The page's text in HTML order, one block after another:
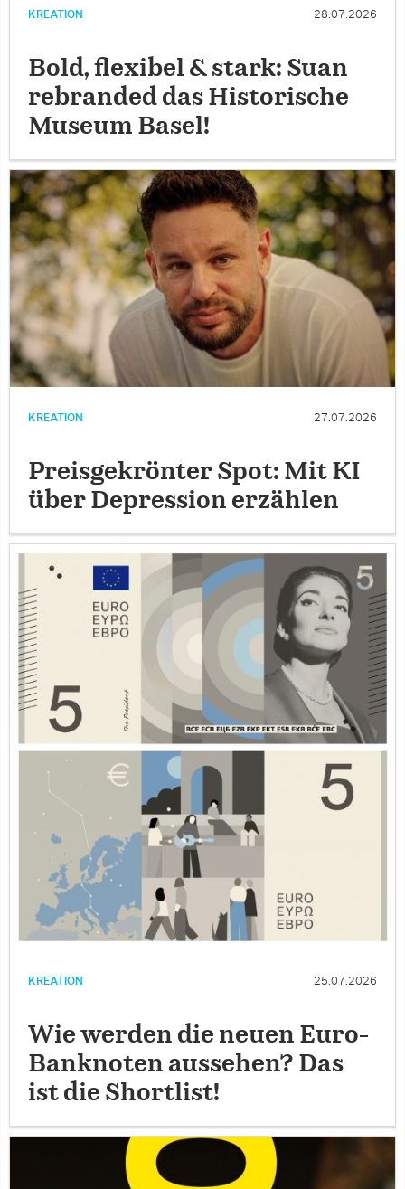
KREATION 28.07.2026
Bold, flexibel & stark: Suan
rebranded das Historische
Museum Basel!
KREATION 27.07.2026
Preisgekrönter Spot: Mit KI
über Depression erzählen
KREATION 25.07.2026
Wie werden die neuen Euro-
Banknoten aussehen? Das
ist die Shortlist!